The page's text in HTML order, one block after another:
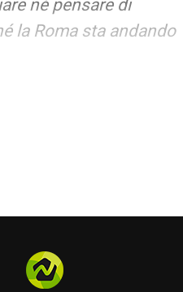
né pensare di
la Roma sta andando
Adesso serve a
ma poi… lui resta in